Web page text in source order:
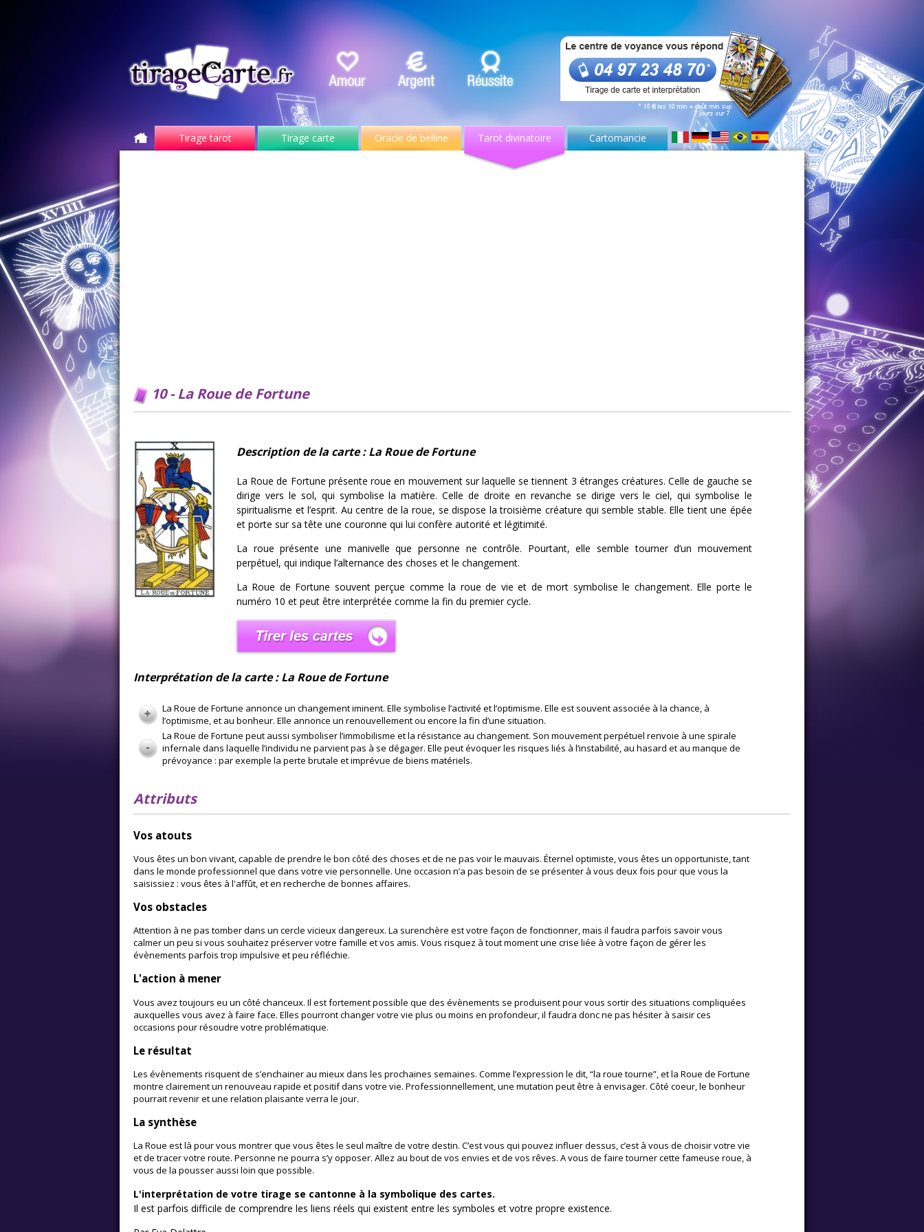
Tirage tarot Tirage carte Oracle de belline Tarot divinatoire Cartomancie
10 - La Roue de Fortune
Description de la carte : La Roue de Fortune
La Roue de Fortune présente roue en mouvement sur laquelle se tiennent 3 étranges créatures. Celle de gauche se
dirige vers le sol, qui symbolise la matière. Celle de droite en revanche se dirige vers le ciel, qui symbolise le
spiritualisme et l’esprit. Au centre de la roue, se dispose la troisième créature qui semble stable. Elle tient une épée
et porte sur sa tête une couronne qui lui confère autorité et légitimité.
La roue présente une manivelle que personne ne contrôle. Pourtant, elle semble tourner d’un mouvement
perpétuel, qui indique l’alternance des choses et le changement.
La Roue de Fortune souvent perçue comme la roue de vie et de mort symbolise le changement. Elle porte le
numéro 10 et peut être interprétée comme la fin du premier cycle.
Interprétation de la carte : La Roue de Fortune
La Roue de Fortune annonce un changement iminent. Elle symbolise l’activité et l’optimisme. Elle est souvent associée à la chance, à
l’optimisme, et au bonheur. Elle annonce un renouvellement ou encore la fin d’une situation.
La Roue de Fortune peut aussi symboliser l’immobilisme et la résistance au changement. Son mouvement perpétuel renvoie à une spirale
infernale dans laquelle l’individu ne parvient pas à se dégager. Elle peut évoquer les risques liés à l’instabilité, au hasard et au manque de
prévoyance : par exemple la perte brutale et imprévue de biens matériels.
Attributs
Vos atouts
Vous êtes un bon vivant, capable de prendre le bon côté des choses et de ne pas voir le mauvais. Éternel optimiste, vous êtes un opportuniste, tant
dans le monde professionnel que dans votre vie personnelle. Une occasion n’a pas besoin de se présenter à vous deux fois pour que vous la
saisissiez : vous êtes à l'affût, et en recherche de bonnes affaires.
Vos obstacles
Attention à ne pas tomber dans un cercle vicieux dangereux. La surenchère est votre façon de fonctionner, mais il faudra parfois savoir vous
calmer un peu si vous souhaitez préserver votre famille et vos amis. Vous risquez à tout moment une crise liée à votre façon de gérer les
évènements parfois trop impulsive et peu réfléchie.
L'action à mener
Vous avez toujours eu un côté chanceux. Il est fortement possible que des évènements se produisent pour vous sortir des situations compliquées
auxquelles vous avez à faire face. Elles pourront changer votre vie plus ou moins en profondeur, il faudra donc ne pas hésiter à saisir ces
occasions pour résoudre votre problématique.
Le résultat
Les évènements risquent de s’enchainer au mieux dans les prochaines semaines. Comme l’expression le dit, “la roue tourne”, et la Roue de Fortune
montre clairement un renouveau rapide et positif dans votre vie. Professionnellement, une mutation peut être à envisager. Côté coeur, le bonheur
pourrait revenir et une relation plaisante verra le jour.
La synthèse
La Roue est là pour vous montrer que vous êtes le seul maître de votre destin. C’est vous qui pouvez influer dessus, c’est à vous de choisir votre vie
et de tracer votre route. Personne ne pourra s’y opposer. Allez au bout de vos envies et de vos rêves. A vous de faire tourner cette fameuse roue, à
vous de la pousser aussi loin que possible.
L'interprétation de votre tirage se cantonne à la symbolique des cartes.
Il est parfois difficile de comprendre les liens réels qui existent entre les symboles et votre propre existence.